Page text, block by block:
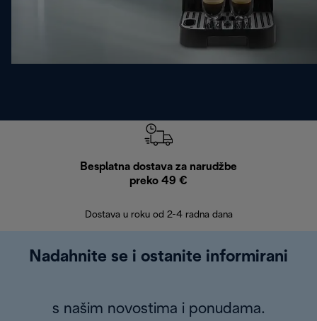
Besplatna dostava za narudžbe
preko 49 €
Dostava u roku od 2-4 radna dana
Nadahnite se i ostanite informirani
s našim novostima i ponudama.